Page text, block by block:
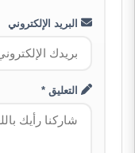
البريد الإلكتروني
التعليق *